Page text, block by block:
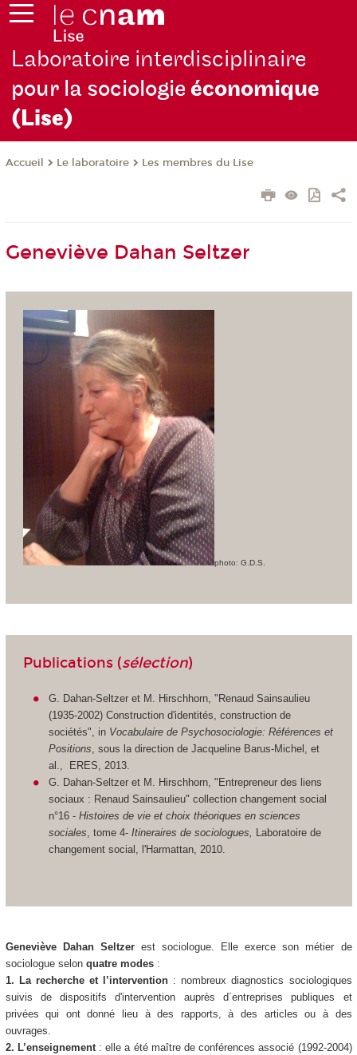
Laboratoire interdisciplinaire
pour la sociologieéconomique
(Lise)
Accueil Le laboratoire Les membres du Lise
Geneviève Dahan Seltzer
photo: G.D.S.
Publications (sélection)
G. Dahan-Seltzer et M. Hirschhorn, "Renaud Sainsaulieu
(1935-2002) Construction d'identités, construction de
sociétés", in Vocabulaire de Psychosociologie: Références et
Positions , sous la direction de Jacqueline Barus-Michel, et
al., ERES, 2013.
G. Dahan-Seltzer et M. Hirschhorn, "Entrepreneur des liens
sociaux : Renaud Sainsaulieu" collection changement social
n°16 -Histoires de vie et choix théoriques en sciences
sociales , tome 4- Itineraires de sociologues, Laboratoire de
changement social, l'Harmattan, 2010.
Geneviève Dahan Seltzer est sociologue. Elle exerce son métier de
sociologue selonquatre modes:
1. La recherche et l’intervention : nombreux diagnostics sociologiques
suivis de dispositifs d'intervention auprès d´entreprises publiques et
privées qui ont donné lieu à des rapports, à des articles ou à des
ouvrages.
2. L’enseignement: elle a été maître de conférences associé (1992-2004)